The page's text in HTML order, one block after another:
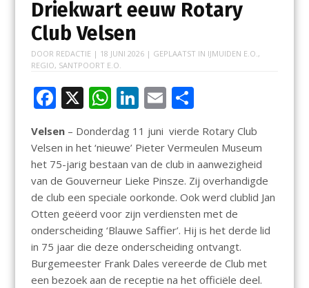
Driekwart eeuw Rotary
Club Velsen
DOOR REDACTIE | 18 JUNI 2026| GEPLAATST IN IJMUIDEN E.O. ,
REGIO, SANTPOORT E.O.
F
e
b
o
o
k
X W
h
at
s
A
p
p
Li
k
e
dI
n
E
ai
l
D
e
n
Velsen– Donderdag 11 juni vierde Rotary Club
Velsen in het ‘nieuwe’ Pieter Vermeulen Museum
het 75-jarig bestaan van de club in aanwezigheid
van de Gouverneur Lieke Pinsze. Zij overhandigde
de club een speciale oorkonde. Ook werd clublid Jan
Otten geëerd voor zijn verdiensten met de
onderscheiding ‘Blauwe Saffier’. Hij is het derde lid
in 75 jaar die deze onderscheiding ontvangt.
Burgemeester Frank Dales vereerde de Club met
een bezoek aan de receptie na het officiële deel.